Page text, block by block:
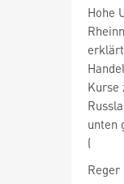
Hohe
Kurse
unten
(